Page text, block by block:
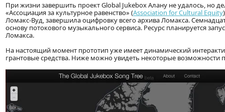
При жизни завершить проект Global Jukebox Алану не удалось, но
«Ассоциация за культурное равенство» (Association for Cultural Equity
Ломакс-Вуд, завершила оцифровку всего архива Ломакса.
основу потокового музыкального сервиса. Ресурс планируется
Ломакса.
На настоящий момент прототип уже имеет динамический
грантовые средства. Ниже можно увидеть некоторые возможности